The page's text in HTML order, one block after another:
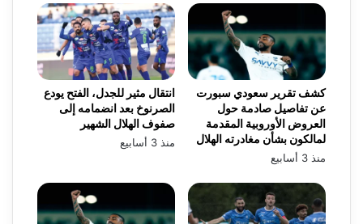
انتقال مثير للجدل، الفتح يودع
الصرنوخ بعد انضمامه إلى
صفوف الهلال الشهير
منذ 3 أسابيع
كشف تقرير سعودي سبورت
عن تفاصيل صادمة حول
العروض الأوروبية المقدمة
لمالكون بشأن مغادرته الهلال
منذ 3 أسابيع